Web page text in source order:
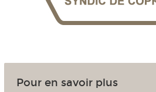
Pour en savoir plus